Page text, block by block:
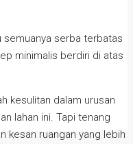
semuanya serba terbatas
minimalis berdiri di atas
kesulitan dalam urusan
lahan ini. Tapi tenang
kesan ruangan yang lebih